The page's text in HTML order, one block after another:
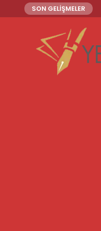
SON GELİŞMELER